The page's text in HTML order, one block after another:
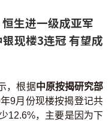
生进一级成亚军
现楼3连冠 有望成
，根据中原按揭研究部
9月份现楼按揭登记共
12.6%，主要是因为下